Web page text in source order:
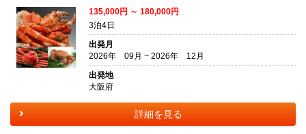
135,000円 ～ 180,000円
3泊4日
出発月
2026年 09月 ~ 2026年 12月
出発地
大阪府
詳細を見る